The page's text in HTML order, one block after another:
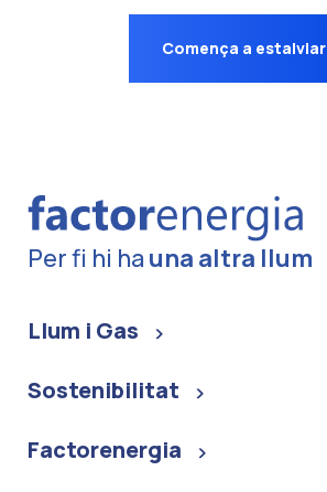
Comença a
Per fi hi ha una altra llum
Llum i Gas
Sostenibilitat
Factorenergia